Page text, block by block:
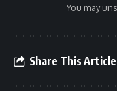
You may
Share This Article